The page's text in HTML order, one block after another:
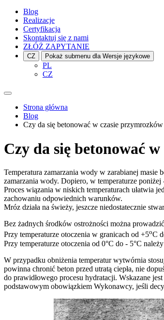
Blog
Realizacje
Certyfikacja
Skontaktuj się z nami
ZŁÓŻ ZAPYTANIE
CZ Pokaż submenu dla Wersje językowe
PL
CZ
Strona główna
Blog
Czy da się betonować w czasie przymrozków
Czy da się betonować
Temperatura zamarzania wody w zarabianej
zamarzania wody. Dopiero, w temperaturze
Proces wiązania w niskich temperaturach ułatwia
zachowaniu odpowiednich warunków.
Mróz działa na świeży, jeszcze niedostatecznie
Bez żadnych środków ostrożności można
Przy temperaturze otoczenia w granicach od +5oC
Przy temperaturze otoczenia od 0°C do - 5°C
W przypadku obniżenia temperatur wytwórnia
powinna chronić beton przed utratą ciepła, nie
do prawidłowego procesu hydratacji. Wskazane
podstawowym obowiązkiem Wykonawcy, jeśli